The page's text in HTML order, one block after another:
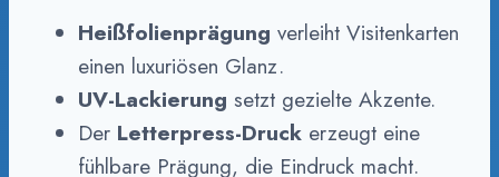
Heißfolienprägung verleiht Visitenkarten
einen luxuriösen Glanz.
UV-Lackierung setzt gezielte Akzente.
Der Letterpress-Druck erzeugt eine
fühlbare Prägung, die Eindruck macht.